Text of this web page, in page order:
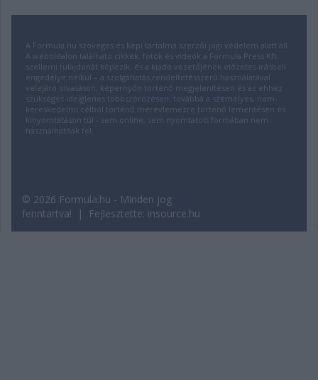
A Formula.hu szöveges és képi tartalma szerzői jogi védelem alatt áll.
A weboldalon található cikkek, fotók és videók a Formula Press Kft.
szellemi tulajdonát képezik, és a kiadó vezetőjének előzetes írásbeli
engedélye nélkül – a szolgáltatás rendeltetésszerű használatával
velejáró olvasáson, képernyőn történő megjelenítésen és az ehhez
szükséges ideiglenes többszörözésen, továbbá a személyes, nem-
kereskedelmi célból történő merevlemezre történő lementésen és
kinyomtatáson túl - sem online, sem nyomtatott formában nem
használhatóak fel.
© 2026 Formula.hu - Minden jog
fenntartva! | Fejlesztette: insource.hu